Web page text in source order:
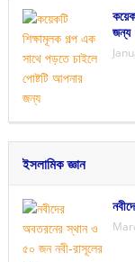
জন্য
ইসলামিক জ্ঞান